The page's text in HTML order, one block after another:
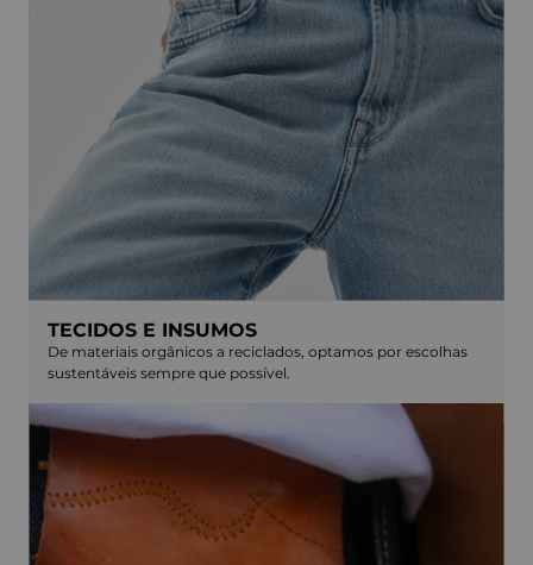
TECIDOS E INSUMOS
De materiais orgânicos a reciclados, optamos por escolhas
sustentáveis sempre que possível.